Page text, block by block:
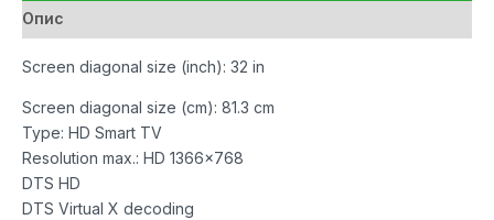
TV
количина
Опис
Screen diagonal size (inch): 32 in
Screen diagonal size (cm): 81.3 cm
Type: HD Smart TV
Resolution max.: HD 1366×768
DTS HD
DTS Virtual X decoding